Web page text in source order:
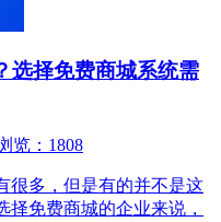
选择免费商城系统需
览：1808
很多，但是有的并不是这
免费商城的企业来说，